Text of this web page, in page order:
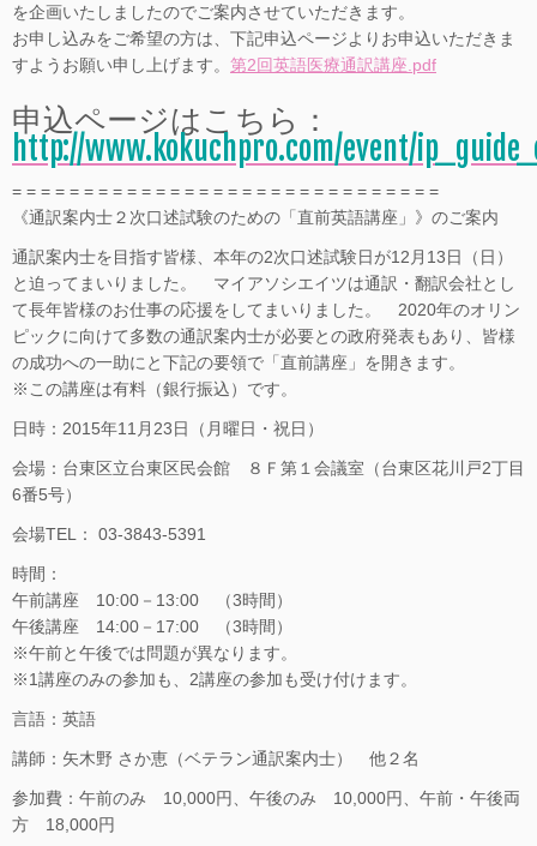
を企画いたしましたのでご案内させていただきます。
お申し込みをご希望の方は、下記申込ページよりお申込いただきま
すようお願い申し上げます。 第2回英語医療通訳講座.pdf
申込ページはこちら：
http://www.kokuchpro.com/event/
= = = = = = = = = = = = = = = = = = = = = = = = = = = = = =
《通訳案内士２次口述試験のための「直前英語講座」》のご案内
通訳案内士を目指す皆様、本年の2次口述試験日が12月13日（日）
と迫ってまいりました。 マイアソシエイツは通訳・翻訳会社とし
て長年皆様のお仕事の応援をしてまいりました。 2020年のオリン
ピックに向けて多数の通訳案内士が必要との政府発表もあり、皆様
の成功への一助にと下記の要領で「直前講座」を開きます。
※この講座は有料（銀行振込）です。
日時：2015年11月23日（月曜日・祝日）
会場：台東区立台東区民会館 ８Ｆ第１会議室（台東区花川戸2丁目
6番5号）
会場TEL： 03-3843-5391
時間：
午前講座 10:00－13:00 （3時間）
午後講座 14:00－17:00 （3時間）
※午前と午後では問題が異なります。
※1講座のみの参加も、2講座の参加も受け付けます。
言語：英語
講師：矢木野 さか恵（ベテラン通訳案内士） 他２名
参加費：午前のみ 10,000円、午後のみ 10,000円、午前・午後両
方 18,000円